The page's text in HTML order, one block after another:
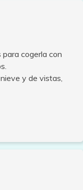
para cogerla con
y de vistas,